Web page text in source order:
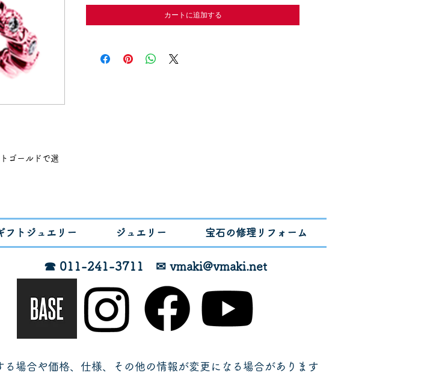
ゴールドで選
カートに追加する
フトジュエリー ジュエリー 宝石の修理リフォーム
☎ 011-241-3711 ✉ vmaki@vmaki.net
場合や価格、仕様、その他の情報が変更になる場合があります